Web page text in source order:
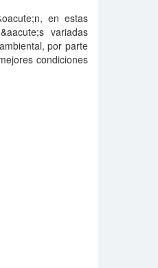
en estas
variadas
por parte
condiciones